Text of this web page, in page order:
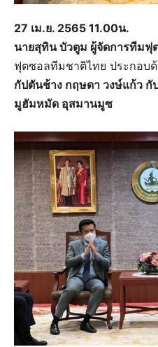
27 เม.ย. 2565 11.00น.
นายสุทิน บัวตูม ผู้จัดการทีมฟุ
ฟุตซอลทีมชาติไทย ประกอบด้
กัปตันช้าง กฤษดา วงษ์แก้ว
มูฮัมหมัด อุสมานมูซ